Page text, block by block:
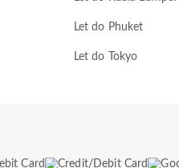
Let do Phuket
Let do Tokyo